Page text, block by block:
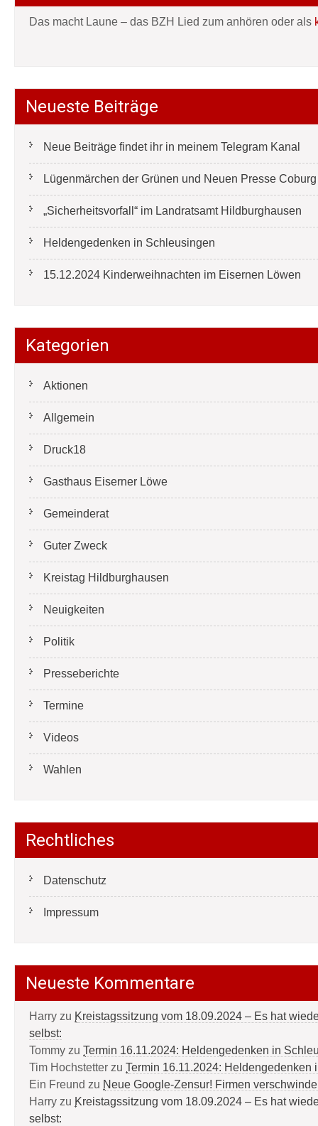
Das macht Laune – das BZH Lied zum anhören oder als
Neueste Beiträge
Neue Beiträge findet ihr in meinem Telegram Kanal
Lügenmärchen der Grünen und Neuen Presse
„Sicherheitsvorfall“ im Landratsamt Hildburghausen
Heldengedenken in Schleusingen
15.12.2024 Kinderweihnachten im Eisernen Löwen
Kategorien
Aktionen
Allgemein
Druck18
Gasthaus Eiserner Löwe
Gemeinderat
Guter Zweck
Kreistag Hildburghausen
Neuigkeiten
Politik
Presseberichte
Termine
Videos
Wahlen
Rechtliches
Datenschutz
Impressum
Neueste Kommentare
Harry zu Kreistagssitzung vom 18.09.2024 – Es hat
selbst:
Tommy zu Termin 16.11.2024: Heldengedenken in
Tim Hochstetter zu Termin 16.11.2024: Heldengedenken
Ein Freund zu Neue Google-Zensur! Firmen
Harry zu Kreistagssitzung vom 18.09.2024 – Es hat
selbst: